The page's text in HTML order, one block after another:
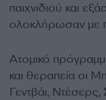
παιχνιδιού και
ολοκλήρωσαν με
Ατομικό
και θεραπεία οι
Γεντβάι, Ντέσερς,